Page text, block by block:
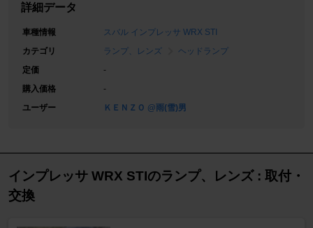
詳細データ
車種情報
スバル インプレッサ WRX STI
カテゴリ
ランプ、レンズ
ヘッドランプ
定価
-
購入価格
-
ユーザー
ＫＥＮＺＯ @雨(雪)男
インプレッサ WRX STIのランプ、レンズ : 取付・
交換